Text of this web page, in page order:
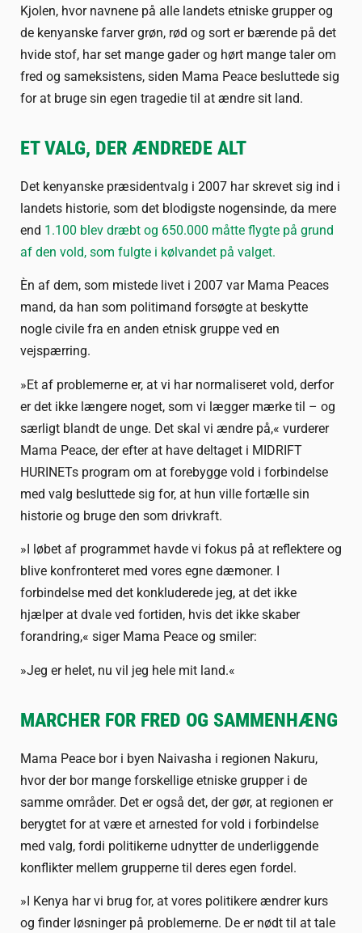
Kjolen, hvor navnene på alle landets etniske grupper og
de kenyanske farver grøn, rød og sort er bærende på det
hvide stof, har set mange gader og hørt mange taler om
fred og sameksistens, siden Mama Peace besluttede sig
for at bruge sin egen tragedie til at ændre sit land.
ET VALG, DER ÆNDREDE ALT
Det kenyanske præsidentvalg i 2007 har skrevet sig ind i
landets historie, som det blodigste nogensinde, da mere
end 1.100 blev dræbt og 650.000 måtte flygte på grund
af den vold, som fulgte i kølvandet på valget.
Èn af dem, som mistede livet i 2007 var Mama Peaces
mand, da han som politimand forsøgte at beskytte
nogle civile fra en anden etnisk gruppe ved en
vejspærring.
»Et af problemerne er, at vi har normaliseret vold, derfor
er det ikke længere noget, som vi lægger mærke til – og
særligt blandt de unge. Det skal vi ændre på,« vurderer
Mama Peace, der efter at have deltaget i MIDRIFT
HURINETs program om at forebygge vold i forbindelse
med valg besluttede sig for, at hun ville fortælle sin
historie og bruge den som drivkraft.
»I løbet af programmet havde vi fokus på at reflektere og
blive konfronteret med vores egne dæmoner. I
forbindelse med det konkluderede jeg, at det ikke
hjælper at dvale ved fortiden, hvis det ikke skaber
forandring,« siger Mama Peace og smiler:
»Jeg er helet, nu vil jeg hele mit land.«
MARCHER FOR FRED OG SAMMENHÆNG
Mama Peace bor i byen Naivasha i regionen Nakuru,
hvor der bor mange forskellige etniske grupper i de
samme områder. Det er også det, der gør, at regionen er
berygtet for at være et arnested for vold i forbindelse
med valg, fordi politikerne udnytter de underliggende
konflikter mellem grupperne til deres egen fordel.
»I Kenya har vi brug for, at vores politikere ændrer kurs
og finder løsninger på problemerne. De er nødt til at tale